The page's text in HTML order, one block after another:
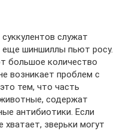
служат
шиншиллы пьют росу.
большое количество
возникает проблем с
тем, что часть
содержат
антибиотики. Если
зверьки могут